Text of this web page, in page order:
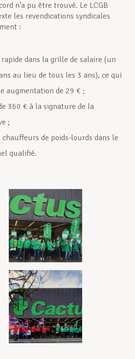
n’a pu être trouvé. Le LCGB
les revendications syndicales
:
dans la grille de salaire (un
au lieu de tous les 3 ans), ce qui
augmentation de 29 € ;
360 € à la signature de la
;
de poids-lourds dans le
qualifié.